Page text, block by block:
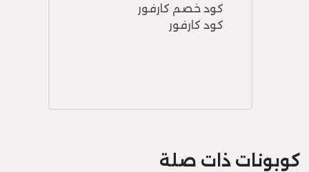
كود خصم كارفور
كود كارفور
كوبونات ذات صلة